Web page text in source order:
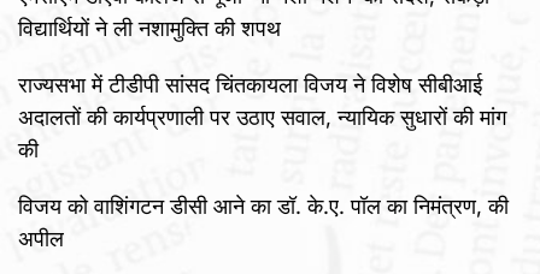
विद्यार्थियों ने ली नशामुक्ति की शपथ
राज्यसभा में टीडीपी सांसद चिंतकायला विजय ने विशेष सीबीआई
अदालतों की कार्यप्रणाली पर उठाए सवाल, न्यायिक सुधारों की मांग
की
विजय को वाशिंगटन डीसी आने का डॉ. के.ए. पॉल का निमंत्रण, की
अपील